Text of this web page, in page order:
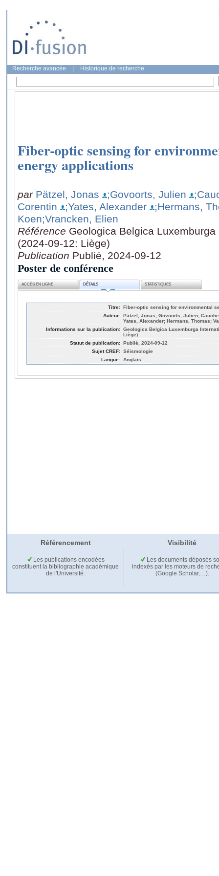
Recherche avancée Historique de recherche
Fiber-optic sensing for
energy applications
par Pätzel, Jonas ;Govoorts, Julien
Corentin
;Yates, Alexander
;Hermans,
Koen;Vrancken, Elien
Référence Geologica Belgica
(2024-09-12: Liège)
Publication Publié, 2024-09-12
Poster de conférence
ACCÈS EN LIGNE DÉTAILS STATISTIQUES
Titre: Fiber-optic sensing for environmental
Auteur: Pätzel, Jonas; Govoorts, Julien;
Yates, Alexander; Hermans, Thomas;
Informations sur la publication: Geologica Belgica Luxemburga
Liège)
Statut de publication: Publié, 2024-09-12
Sujet CREF: Séismologie
Langue: Anglais
Référencement Visibilité
Les publications encodées
constituent la bibliographie académique
de l'Université.
Les documents déposés
indexés par les moteurs de
(Google Scholar,…).